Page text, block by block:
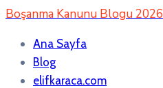
Boşanma Kanunu Blogu 2026
Ana Sayfa
Blog
elifkaraca.com